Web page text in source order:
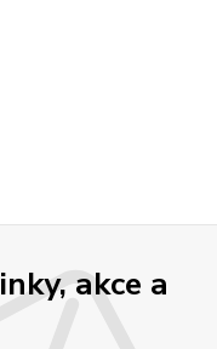
akce a